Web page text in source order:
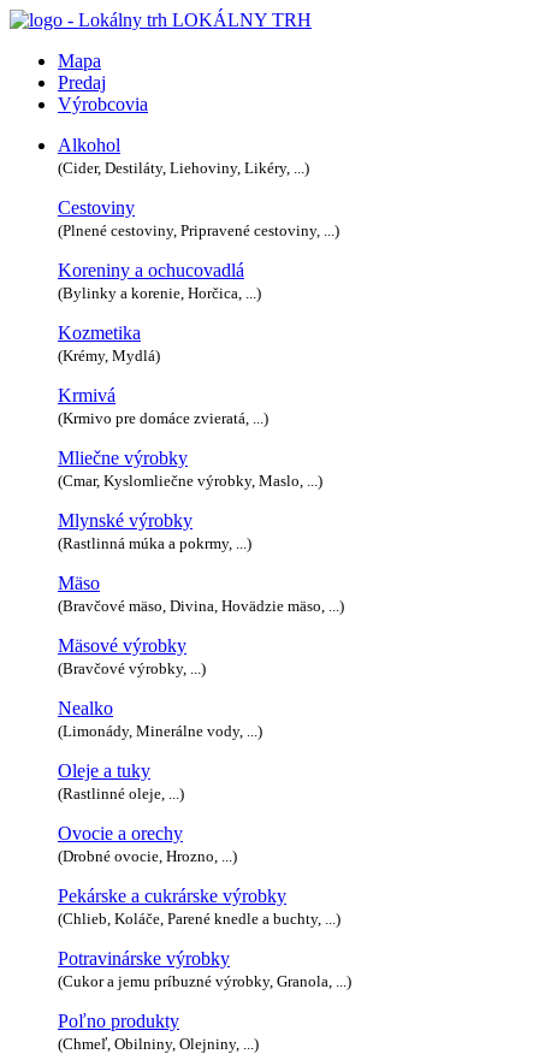
LOKÁLNY TRH
Mapa
Predaj
Výrobcovia
Alkohol
(Cider, Destiláty, Liehoviny, Likéry, ...)
Cestoviny
(Plnené cestoviny, Pripravené cestoviny, ...)
Koreniny a ochucovadlá
(Bylinky a korenie, Horčica, ...)
Kozmetika
(Krémy, Mydlá)
Krmivá
(Krmivo pre domáce zvieratá, ...)
Mliečne výrobky
(Cmar, Kyslomliečne výrobky, Maslo, ...)
Mlynské výrobky
(Rastlinná múka a pokrmy, ...)
Mäso
(Bravčové mäso, Divina, Hovädzie mäso, ...)
Mäsové výrobky
(Bravčové výrobky, ...)
Nealko
(Limonády, Minerálne vody, ...)
Oleje a tuky
(Rastlinné oleje, ...)
Ovocie a orechy
(Drobné ovocie, Hrozno, ...)
Pekárske a cukrárske výrobky
(Chlieb, Koláče, Parené knedle a buchty, ...)
Potravinárske výrobky
(Cukor a jemu príbuzné výrobky, Granola, ...)
Poľno produkty
(Chmeľ, Obilniny, Olejniny, ...)